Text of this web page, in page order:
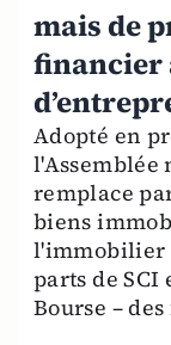
mais de
financier
Adopté en
l'Assemblée
remplace
biens
l'immobilier
parts de SCI
Bourse –